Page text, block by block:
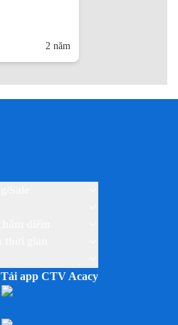
2 năm
Tải app CTV Acacy